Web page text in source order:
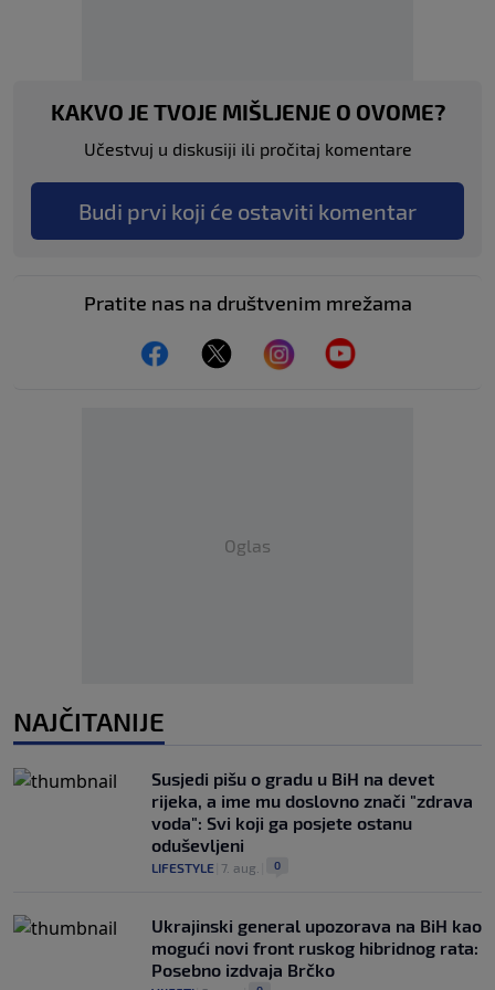
KAKVO JE TVOJE MIŠLJENJE O OVOME?
Učestvuj u diskusiji ili pročitaj komentare
Budi prvi koji će ostaviti komentar
Pratite nas na društvenim mrežama
Oglas
NAJČITANIJE
Susjedi pišu o gradu u BiH na devet
rijeka, a ime mu doslovno znači "zdrava
voda": Svi koji ga posjete ostanu
oduševljeni
LIFESTYLE 7. aug. 0
Ukrajinski general upozorava na BiH kao
mogući novi front ruskog hibridnog rata:
Posebno izdvaja Brčko